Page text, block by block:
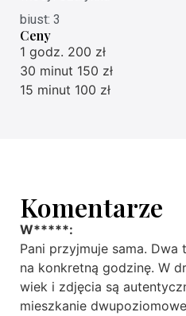
biust: 3
Ceny
1 godz. 200 zł
30 minut 150 zł
15 minut 100 zł
Komentarze
W*****:
Pani przyjmuje sama.
na konkretną godzinę. W
wiek i zdjęcia są
mieszkanie